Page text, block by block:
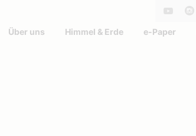
Über uns Himmel & Erde e-Paper